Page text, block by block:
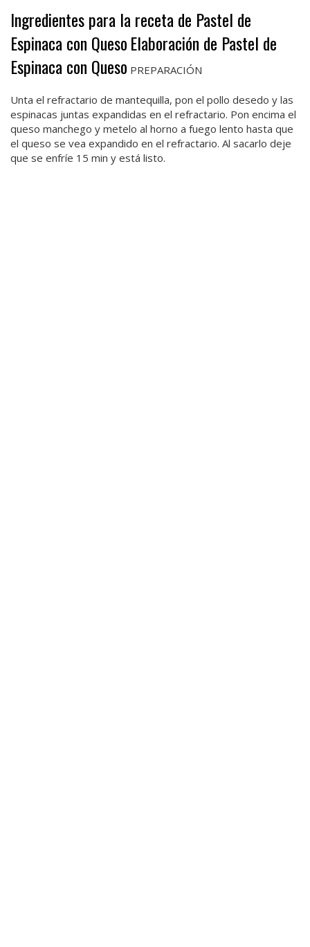
Ingredientes para la receta de Pastel de
Espinaca con QuesoElaboración de Pastel de
Espinaca con Queso PREPARACIÓN
Unta el refractario de mantequilla, pon el pollo desedo y las
espinacas juntas expandidas en el refractario. Pon encima el
queso manchego y metelo al horno a fuego lento hasta que
el queso se vea expandido en el refractario. Al sacarlo deje
que se enfríe 15 min y está listo.